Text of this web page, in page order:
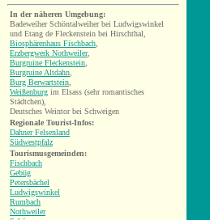
In der näheren Umgebung:
BadeweiherSchöntalweiher bei Ludwigswinkel
und Etang de Fleckenstein bei Hirschthal,
Biosphärenhaus Fischbach
Erzbergwerk Nothweiler,
Burgruine Fleckenstein
Burgruine Altdahn
Burg Berwartstein
Weißenburg im Elsass (sehr romantisches
Städtchen),
Deutsches Weintor bei Schweigen
Regionale Tourist-Infos:
Dahner Felsenland
Südwestpfalz
Tourismusgemeinden:
Fischbach
Gebüg
Petersbächel
Ludwigswinkel
Rumbach
Nothweiler